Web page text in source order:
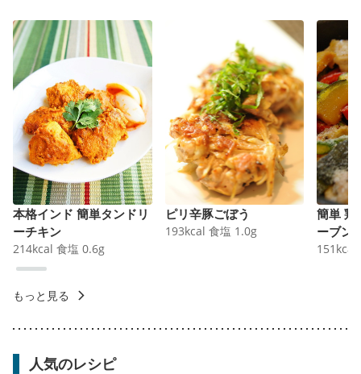
本格インド 簡単タンドリ
ーチキン
214kcal 食塩 0.6g
ピリ辛豚ごぼう
193kcal 食塩 1.0g
簡単 鶏
ーブン
151 kcal
もっと見る
人気のレシピ